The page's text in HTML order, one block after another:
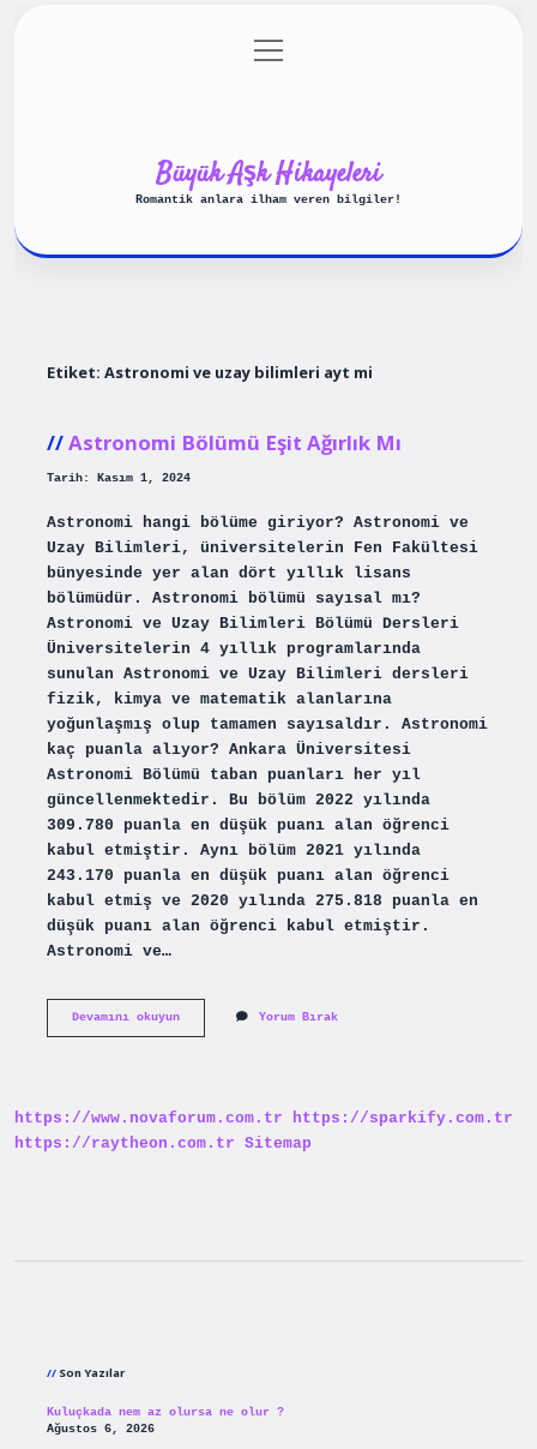
Gizlilik Politikası
menüyü
aç
Büyük Aşk Hikayeleri
Romantik anlara ilham veren bilgiler!
Etiket: Astronomi ve uzay bilimleri ayt mi
Astronomi Bölümü Eşit Ağırlık Mı
Tarih: Kasım 1, 2024
Astronomi hangi bölüme giriyor? Astronomi ve
Uzay Bilimleri, üniversitelerin Fen Fakültesi
bünyesinde yer alan dört yıllık lisans
bölümüdür. Astronomi bölümü sayısal mı?
Astronomi ve Uzay Bilimleri Bölümü Dersleri
Üniversitelerin 4 yıllık programlarında
sunulan Astronomi ve Uzay Bilimleri dersleri
fizik, kimya ve matematik alanlarına
yoğunlaşmış olup tamamen sayısaldır. Astronomi
kaç puanla alıyor? Ankara Üniversitesi
Astronomi Bölümü taban puanları her yıl
güncellenmektedir. Bu bölüm 2022 yılında
309.780 puanla en düşük puanı alan öğrenci
kabul etmiştir. Aynı bölüm 2021 yılında
243.170 puanla en düşük puanı alan öğrenci
kabul etmiş ve 2020 yılında 275.818 puanla en
düşük puanı alan öğrenci kabul etmiştir.
Astronomi ve…
Devamını okuyunAstronomi
Yorum Bırak
https://www.novaforum.com.tr
https://sparkify.com.tr
https://raytheon.com.tr Sitemap
Son Yazılar
Kuluçkada nem az olursa ne olur ?
Ağustos 6, 2026